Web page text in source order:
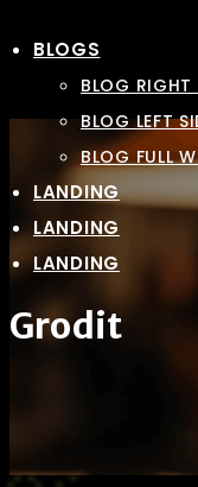
BLOGS
BLOG RIGHT
BLOG LEFT
BLOG FULL
LANDING
LANDING
LANDING
Grodit